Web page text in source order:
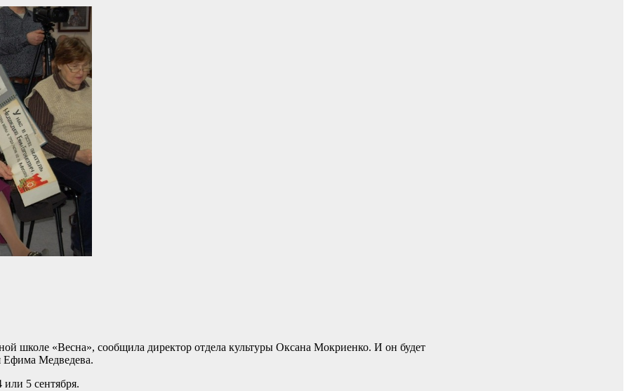
школе «Весна», сообщила директор отдела культуры Оксана Мокриенко. И он будет
Ефима Медведева.
5 сентября.